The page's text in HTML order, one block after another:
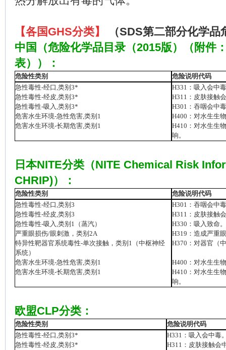
【各国GHS分类】 （SDS第二部分化学品
中国（危险化学品目录（2015版）（附件
表））：
危险性类别
危险说明代码
急性毒性-经口,类别3*
急性毒性-经皮,类别3*
急性毒性-吸入,类别3*
危害水生环境-急性危害,类别 1
危害水生环境-长期危害,类别 1
H331 ：吸入会中
H311 ：皮肤接触
H301 ：吞咽会中
H400 ：对水生生
H410 ：对水生生
响。
日本NITE分类（NITE Chemical Risk
CHRIP)）：
危险性类别
危险说明代码
急性毒性-经口,类别3
急性毒性-经皮,类别3
急性毒性-吸入,类别 1 （蒸汽）
严重眼损伤/眼刺激，类别2A
特异性靶器官系统毒性-单次接触，类别 1 （中枢神经
系统）
危害水生环境-急性危害,类别 1
危害水生环境-长期危害,类别 1
H301 ：吞咽会中
H311 ：皮肤接触
H330 ：吸入致命
H319 ：造成严重
H370 ：对器官 （
H400 ：对水生生
H410 ：对水生生
响。
欧盟CLP分类：
危险性类别
危险说明代码
急性毒性-经口,类别3*
急性毒性-经皮,类别3*
H331 ：吸入会中毒
H311 ：皮肤接触会